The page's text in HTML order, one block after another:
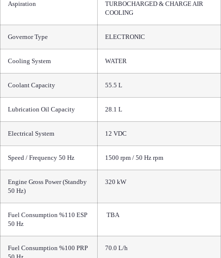
Aspiration
TURBOCHARGED & CHARGE AIR
COOLING
Governor Type ELECTRONIC
Cooling System WATER
Coolant Capacity 55.5 L
Lubrication Oil Capacity 28.1 L
Electrical System 12 VDC
Speed / Frequency 50 Hz 1500 rpm / 50 Hz rpm
Engine Gross Power (Standby
50 Hz)
320 kW
Fuel Consumption %110 ESP
50 Hz
TBA
Fuel Consumption %100 PRP
70.0 L/h